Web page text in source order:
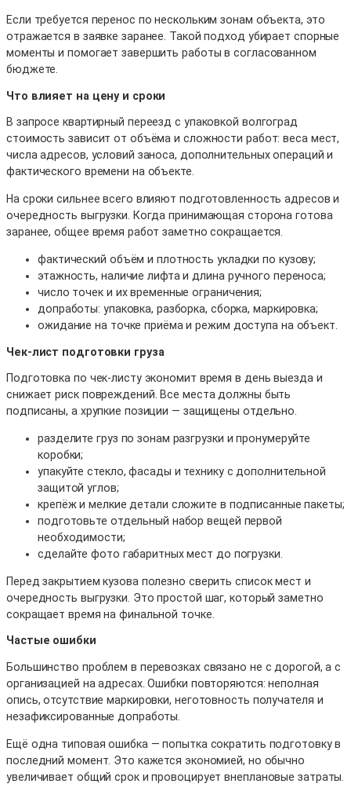
Если требуется перенос по нескольким зонам объекта, это
отражается в заявке заранее. Такой подход убирает спорные
моменты и помогает завершить работы в согласованном
бюджете.
Что влияет на цену и сроки
В запросе квартирный переезд с упаковкой волгоград
стоимость зависит от объёма и сложности работ: веса мест,
числа адресов, условий заноса, дополнительных операций и
фактического времени на объекте.
На сроки сильнее всего влияют подготовленность адресов и
очередность выгрузки. Когда принимающая сторона готова
заранее, общее время работ заметно сокращается.
фактический объём и плотность укладки по кузову;
этажность, наличие лифта и длина ручного переноса;
число точек и их временные ограничения;
допработы: упаковка, разборка, сборка, маркировка;
ожидание на точке приёма и режим доступа на объект.
Чек-лист подготовки груза
Подготовка по чек-листу экономит время в день выезда и
снижает риск повреждений. Все места должны быть
подписаны, а хрупкие позиции — защищены отдельно.
разделите груз по зонам разгрузки и пронумеруйте
коробки;
упакуйте стекло, фасады и технику с дополнительной
защитой углов;
крепёж и мелкие детали сложите в подписанные пакеты;
подготовьте отдельный набор вещей первой
необходимости;
сделайте фото габаритных мест до погрузки.
Перед закрытием кузова полезно сверить список мест и
очередность выгрузки. Это простой шаг, который заметно
сокращает время на финальной точке.
Частые ошибки
Большинство проблем в перевозках связано не с дорогой, а с
организацией на адресах. Ошибки повторяются: неполная
опись, отсутствие маркировки, неготовность получателя и
незафиксированные допработы.
Ещё одна типовая ошибка — попытка сократить подготовку в
последний момент. Это кажется экономией, но обычно
увеличивает общий срок и провоцирует внеплановые затраты.